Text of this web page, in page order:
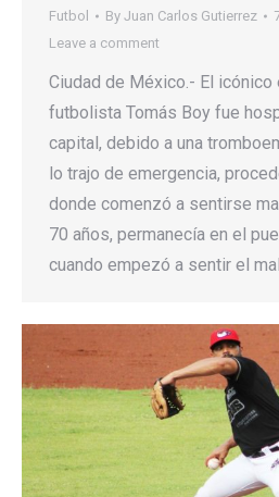
Futbol By Juan Carlos Gutierrez
Leave a comment
Ciudad de México.- El icónico
futbolista Tomás Boy fue
capital, debido a una
lo trajo de emergencia,
donde comenzó a sentirse
70 años, permanecía en el
cuando empezó a sentir el